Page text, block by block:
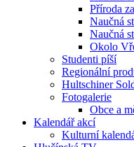
Příroda
Naučná
Naučná
Okolo
Studenti píší
Regionální
Hultschiner
Fotogalerie
Obce a
Kalendář akcí
Kulturní